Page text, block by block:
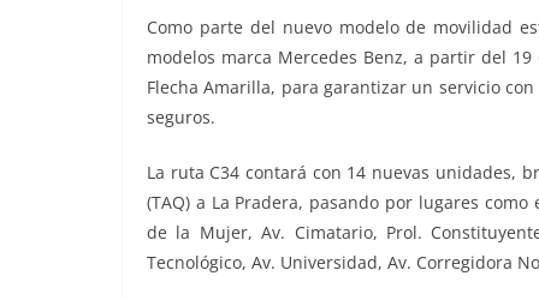
o
k
p er
Como parte del nuevo modelo de movilidad
modelos marca Mercedes Benz, a partir del
Flecha Amarilla, para garantizar un servicio
seguros.
La ruta C34 contará con 14 nuevas unidades,
(TAQ) a La Pradera, pasando por lugares
de la Mujer, Av. Cimatario, Prol.
Tecnológico, Av. Universidad, Av. Corregidora